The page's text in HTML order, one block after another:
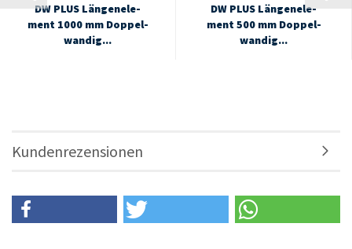
DW PLUS Län­gen­ele­
ment 1000 mm Dop­pel­
wan­dig...
DW PLUS Län­gen­ele­
ment 500 mm Dop­pel­
wan­dig...
Kundenrezensionen